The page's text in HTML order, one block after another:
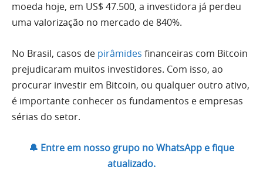
moeda hoje, em US$ 47.500, a investidora já perdeu
uma valorização no mercado de 840%.
No Brasil, casos de pirâmides financeiras com Bitcoin
prejudicaram muitos investidores. Com isso, ao
procurar investir em Bitcoin, ou qualquer outro ativo,
é importante conhecer os fundamentos e empresas
sérias do setor.
🔔 Entre em nosso grupo no WhatsApp e fique
atualizado.